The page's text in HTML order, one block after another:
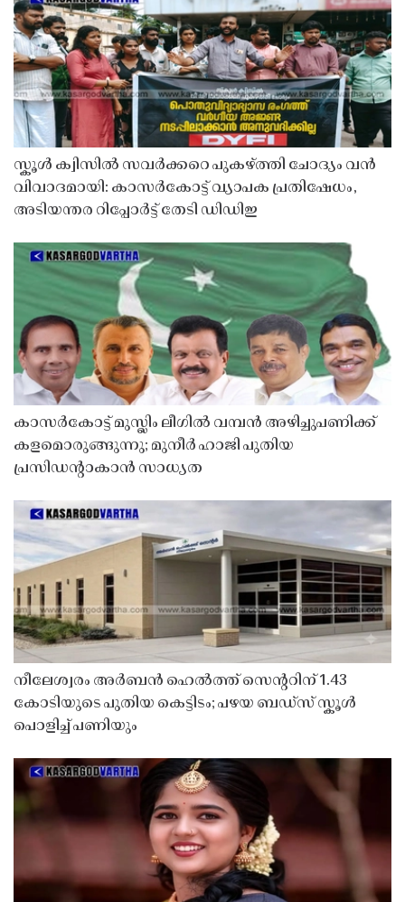
സ്കൂൾ ക്വിസിൽ സവർക്കറെ പുകഴ്ത്തി ചോദ്യം വൻ
വിവാദമായി: കാസർകോട്ട് വ്യാപക പ്രതിഷേധം,
അടിയന്തര റിപ്പോർട്ട് തേടി ഡിഡിഇ
കാസർകോട്ട് മുസ്ലിം ലീഗിൽ വമ്പൻ അഴിച്ചുപണിക്ക്
കളമൊരുങ്ങുന്നു; മുനീർ ഹാജി പുതിയ
പ്രസിഡൻ്റാകാൻ സാധ്യത
നീലേശ്വരം അർബൻ ഹെൽത്ത് സെൻ്ററിന് 1.43
കോടിയുടെ പുതിയ കെട്ടിടം; പഴയ ബഡ്സ് സ്കൂൾ
പൊളിച്ച് പണിയും